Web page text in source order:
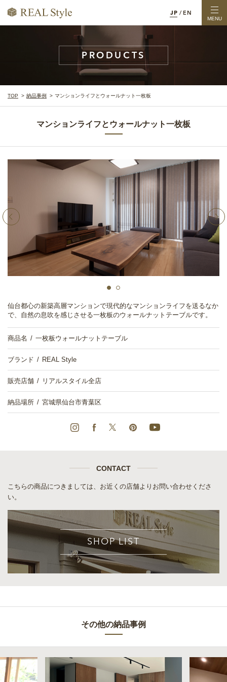
JP / EN
MENU
PRODUCTS
TOP 納品事例 マンションライフとウォールナット一枚板
マンションライフとウォールナット一枚板
仙台都心の新築高層マンションで現代的なマンションライフを送るなか
で、自然の息吹を感じさせる一枚板のウォールナットテーブルです。
商品名 一枚板ウォールナットテーブル
ブランド REAL Style
販売店舗 リアルスタイル全店
納品場所 宮城県仙台市青葉区
CONTACT
こちらの商品につきましては、お近くの店舗よりお問い合わせくださ
い。
SHOP LIST
その他の納品事例